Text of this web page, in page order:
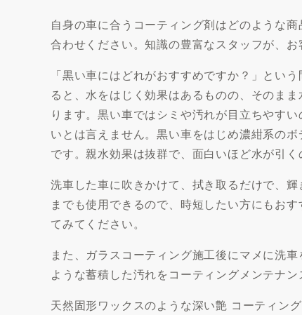
自身の車に合うコーティング剤はどのような
合わせください。知識の豊富なスタッフが、
「黒い車にはどれがおすすめですか？」とい
ると、水をはじく効果はあるものの、そのま
ります。黒い車ではシミや汚れが目立ちやす
いとは言えません。黒い車をはじめ濃紺系の
です。親水効果は抜群で、面白いほど水が引
洗車した車に吹きかけて、拭き取るだけで、
までも使用できるので、時短したい方にもお
てみてください。
また、ガラスコーティング施工後にマメに洗
ような蓄積した汚れをコーティングメンテナン
天然固形ワックスのような深い艶 コーティン